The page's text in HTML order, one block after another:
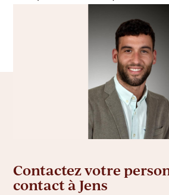
Contactez votre
contact à Jens